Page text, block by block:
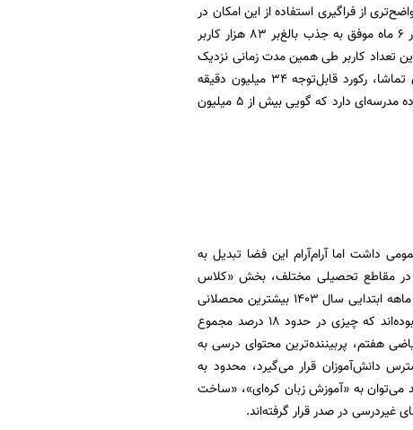
از فراگیری استفاده از این امکان در
میان محصلان و معلمان در اختیارمان قرار دهد. سایت فیلیمومدرسه از ابتدا سال 1403 و تنها در 6 ماه موفق به جذب بالغ‌بر 83 هزار کاربر
تعداد کاربر طی همین مدت زمانی نزدیک
به 5.5 میلیون بار، ویدئوهای آموزشی بارگذاری شده در این سایت را پلی کرده‌اند و از نظر زمان تماشا، رکورد قابل‌توجه 34 میلیون دقیقه
بازدید، تنها در 6 ماه، در این سایت به ثبت رسیده‌ است. این اعداد و ارقام حکایت از فعالیت گسترده مدرسه‌ای دارد که گویی بیش از 5 میلیون
داشت اما آرام‌آرام این فضا تبدیل به
در مقاطع تحصیلی مختلف، بخش «کلاس
خصوصي» را هم برای بهره‌مندی کاربران خود فعال کرده است. براساس گزارش رسمی، تا پایان 6 ماهه ابتدایی سال 1403 بیشترین محصلانی
که با عضویت در «فیلیمومدرسه» از محتوای آموزشی آن استفاده می‌کنند، مربوط به پایه هفتم بوده‌اند که چیزی در حدود 18 درصد مجموع
هفتم، پربیننده‌ترین محتوای درسی به
دانش‌آموزان قرار می‌گیرد، محدود به
می‌توان به «آموزش زبان کره‌ای»، «ساخت
غیردرسی در صدر قرار گرفته‌اند.